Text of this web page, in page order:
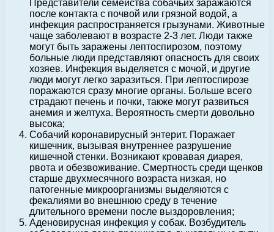
Представители семейства собачьих заражаются
после контакта с почвой или грязной водой, а
инфекция распространяется грызунами. Животные
чаще заболевают в возрасте 2-3 лет. Люди также
могут быть заражены лептоспирозом, поэтому
больные люди представляют опасность для своих
хозяев. Инфекция выделяется с мочой, и другие
люди могут легко заразиться. При лептоспирозе
поражаются сразу многие органы. Больше всего
страдают печень и почки, также могут развиться
анемия и желтуха. Вероятность смерти довольно
высока;
Собачий коронавирусный энтерит. Поражает
кишечник, вызывая внутреннее разрушение
кишечной стенки. Возникают кровавая диарея,
рвота и обезвоживание. Смертность среди щенков
старше двухмесячного возраста низкая, но
патогенные микроорганизмы выделяются с
фекалиями во внешнюю среду в течение
длительного времени после выздоровления;
Аденовирусная инфекция у собак. Возбудитель